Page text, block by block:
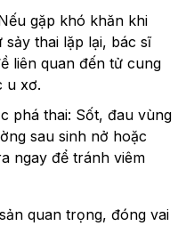
gặp khó khăn khi
sảy thai lặp lại, bác sĩ
liên quan đến tử cung
u xơ.
phá thai: Sốt, đau vùng
sau sinh nở hoặc
ngay để tránh viêm
quan trọng, đóng vai